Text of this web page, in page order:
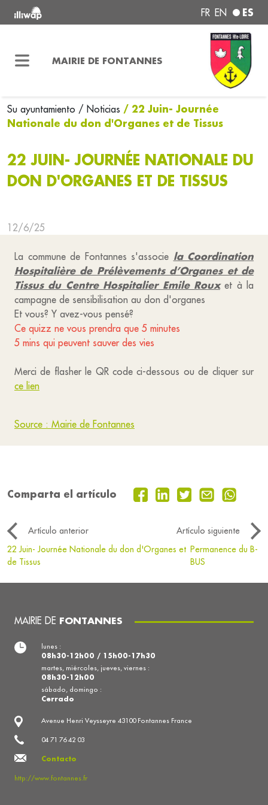
FR EN ES
MAIRIE DE FONTANNES
Su ayuntamiento / Noticias / 22 Juin- Journée
Nationale du don d'Organes et de Tissus
22 JUIN- JOURNÉE NATIONALE DU
DON D'ORGANES ET DE TISSUS
12/6/25
La commune de Fontannes s'associe la Coordination
Hospitalière de Prélèvements d’Organes et de
Tissus du Centre Hospitalier Emile Rouxet à la
campagne de sensibilisation au don d'organes
Et vous? Y avez-vous pensé?
Ce quizz ne vous prendra que 5 minutes
5 mins qui peuvent sauver des vies
Merci de flasher le QR code ci-dessous ou de cliquer sur
ce lien
Source : Mairie de Fontannes
Comparta el artículo
Artículo anterior
Artículo siguiente
22 Juin- Journée Nationale du don d'Organes et
de Tissus
Permanence du B-
BUS
MAIRIE DE FONTANNES
Avenue Henri Veysseyre 43100 Fontannes France
04 71 76 42 03
Contacto
http://www.fontannes.fr
lunes :
08h30-12h00 / 15h00-17h30
martes, miércoles, jueves, viernes :
08h30-12h00
sábado, domingo :
Cerrado